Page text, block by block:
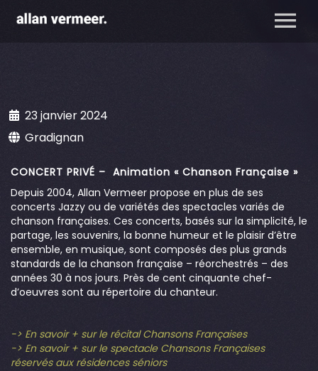
23 janvier 2024
Gradignan
CONCERT PRIVÉ – Animation « Chanson Française »
Depuis 2004, Allan Vermeer propose en plus de ses
concerts Jazzy ou de variétés des spectacles variés de
chanson françaises. Ces concerts, basés sur la simplicité, le
partage, les souvenirs, la bonne humeur et le plaisir d’être
ensemble, en musique, sont composés des plus grands
standards de la chanson française – réorchestrés – des
années 30 à nos jours. Près de cent cinquante chef-
d’oeuvres sont au répertoire du chanteur.
-> En savoir + sur le récital Chansons Françaises
-> En savoir + sur le spectacle Chansons Françaises
réservés aux résidences séniors